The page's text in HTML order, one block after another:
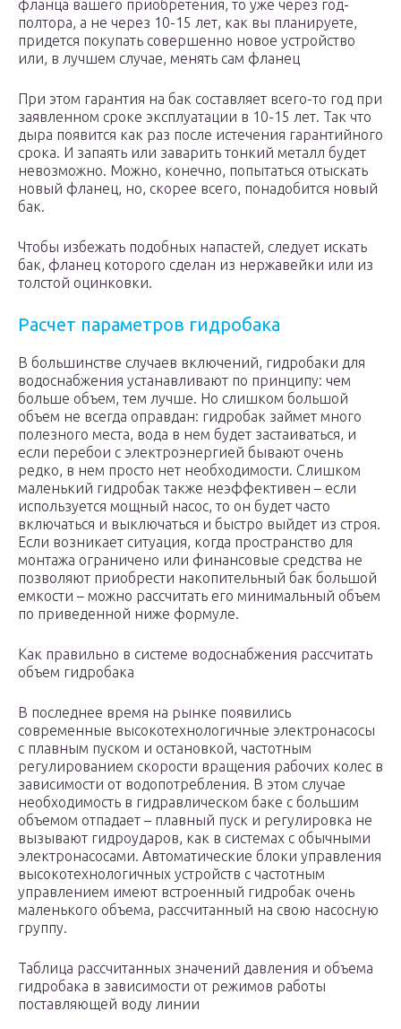
фланца вашего приобретения, то уже через год-
полтора, а не через 10-15 лет, как вы планируете,
придется покупать совершенно новое устройство
или, в лучшем случае, менять сам фланец
При этом гарантия на бак составляет всего-то год при
заявленном сроке эксплуатации в 10-15 лет. Так что
дыра появится как раз после истечения гарантийного
срока. И запаять или заварить тонкий металл будет
невозможно. Можно, конечно, попытаться отыскать
новый фланец, но, скорее всего, понадобится новый
бак.
Чтобы избежать подобных напастей, следует искать
бак, фланец которого сделан из нержавейки или из
толстой оцинковки.
Расчет параметров гидробака
В большинстве случаев включений, гидробаки для
водоснабжения устанавливают по принципу: чем
больше объем, тем лучше. Но слишком большой
объем не всегда оправдан: гидробак займет много
полезного места, вода в нем будет застаиваться, и
если перебои с электроэнергией бывают очень
редко, в нем просто нет необходимости. Слишком
маленький гидробак также неэффективен – если
используется мощный насос, то он будет часто
включаться и выключаться и быстро выйдет из строя.
Если возникает ситуация, когда пространство для
монтажа ограничено или финансовые средства не
позволяют приобрести накопительный бак большой
емкости – можно рассчитать его минимальный объем
по приведенной ниже формуле.
Как правильно в системе водоснабжения рассчитать
объем гидробака
В последнее время на рынке появились
современные высокотехнологичные электронасосы
с плавным пуском и остановкой, частотным
регулированием скорости вращения рабочих колес в
зависимости от водопотребления. В этом случае
необходимость в гидравлическом баке с большим
объемом отпадает – плавный пуск и регулировка не
вызывают гидроударов, как в системах с обычными
электронасосами. Автоматические блоки управления
высокотехнологичных устройств с частотным
управлением имеют встроенный гидробак очень
маленького объема, рассчитанный на свою насосную
группу.
Таблица рассчитанных значений давления и объема
гидробака в зависимости от режимов работы
поставляющей воду линии